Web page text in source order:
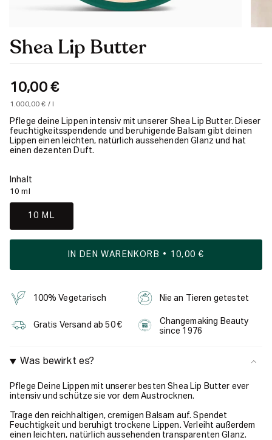
Shea Lip Butter
10,00 €
Einheitspreis
1.000,00 € /pro
Pflege deine Lippen intensiv mit unserer Shea Lip Butter. Dieser
feuchtigkeitsspendende und beruhigende Balsam gibt deinen
Lippen einen leichten, natürlich aussehenden Glanz und hat
einen dezenten Duft.
Inhalt
10 ml
10 ML
IN DEN WARENKORB 10,00 €
100% Vegetarisch Nie an Tieren getestet
Gratis Versand ab 50 €
Changemaking Beauty
since 1976
Was bewirkt es?
Pflege Deine Lippen mit unserer besten Shea Lip Butter ever
intensiv und schütze sie vor dem Austrocknen.
Trage den reichhaltigen, cremigen Balsam auf. Spendet
Feuchtigkeit und beruhigt trockene Lippen. Verleiht außerdem
einen leichten, natürlich aussehenden transparenten Glanz.